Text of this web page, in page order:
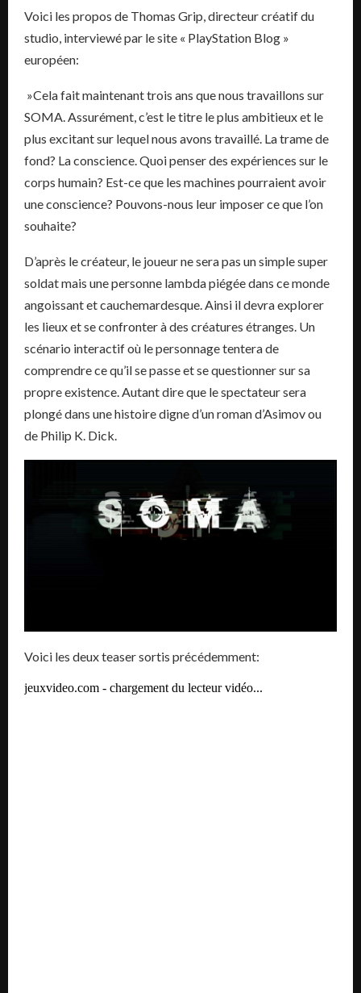
Voici les propos de Thomas Grip, directeur créatif du
studio, interviewé par le site « PlayStation Blog »
européen:
»Cela fait maintenant trois ans que nous travaillons sur
SOMA. Assurément, c’est le titre le plus ambitieux et le
plus excitant sur lequel nous avons travaillé. La trame de
fond? La conscience. Quoi penser des expériences sur le
corps humain? Est-ce que les machines pourraient avoir
une conscience? Pouvons-nous leur imposer ce que l’on
souhaite?
D’après le créateur, le joueur ne sera pas un simple super
soldat mais une personne lambda piégée dans ce monde
angoissant et cauchemardesque. Ainsi il devra explorer
les lieux et se confronter à des créatures étranges. Un
scénario interactif où le personnage tentera de
comprendre ce qu’il se passe et se questionner sur sa
propre existence. Autant dire que le spectateur sera
plongé dans une histoire digne d’un roman d’Asimov ou
de Philip K. Dick.
Voici les deux teaser sortis précédemment: